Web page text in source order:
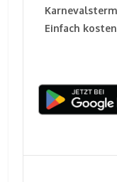
Einfach